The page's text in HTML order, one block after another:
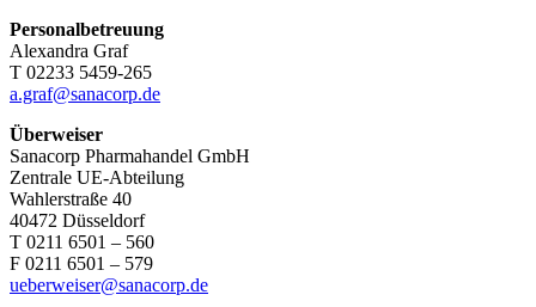
Personalbetreuung
Alexandra Graf
T 02233 5459-265
a.graf@sanacorp.de
Überweiser
Sanacorp Pharmahandel GmbH
Zentrale UE-Abteilung
Wahlerstraße 40
40472 Düsseldorf
T 0211 6501 – 560
F 0211 6501 – 579
ueberweiser@sanacorp.de